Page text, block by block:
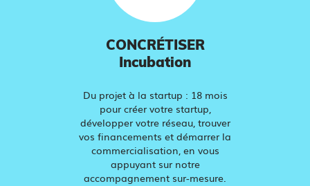
CONCRÉTISER
Incubation
Du projet à la startup : 18 mois
pour créer votre startup,
développer votre réseau, trouver
vos financements et démarrer la
commercialisation, en vous
appuyant sur notre
accompagnement sur-mesure.